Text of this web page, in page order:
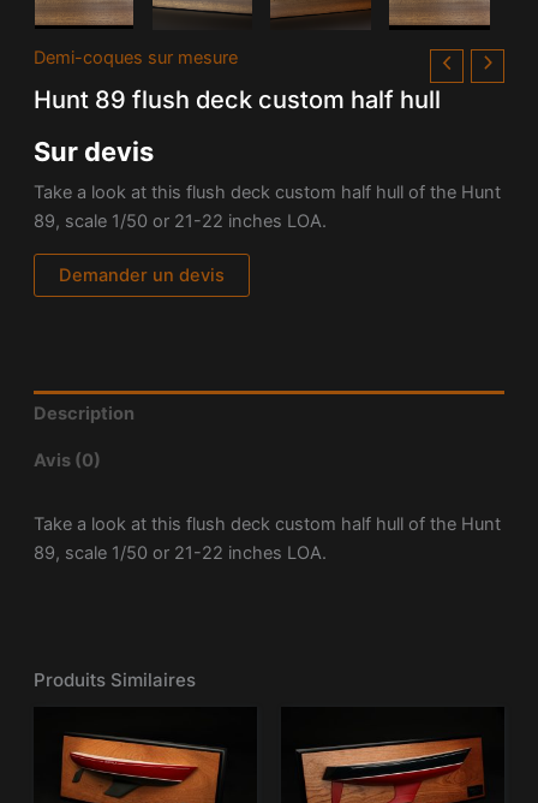
Demi-coques sur mesure
Hunt 89 flush deck custom half hull
Sur devis
Take a look at this flush deck custom half hull of the Hunt
89, scale 1/50 or 21-22 inches LOA.
Demander un devis
Description
Avis (0)
Take a look at this flush deck custom half hull of the Hunt
89, scale 1/50 or 21-22 inches LOA.
Produits Similaires